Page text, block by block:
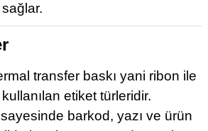
sağlar.
transfer baskı yani ribon ile
etiket türleridir.
barkod, yazı ve ürün